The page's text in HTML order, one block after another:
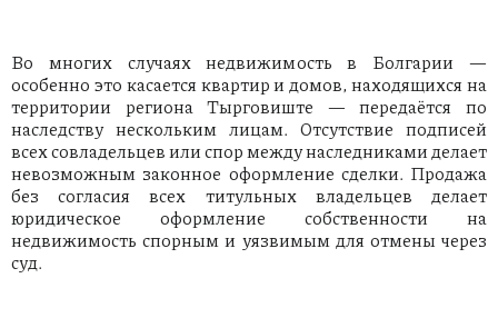
Во многих случаях недвижимость в Болгарии —
особенно это касается квартир и домов, находящихся на
территории региона Тырговиште — передаётся по
наследству нескольким лицам. Отсутствие подписей
всех совладельцев или спор между наследниками делает
невозможным законное оформление сделки. Продажа
без согласия всех титульных владельцев делает
юридическое оформление собственности на
недвижимость спорным и уязвимым для отмены через
суд.